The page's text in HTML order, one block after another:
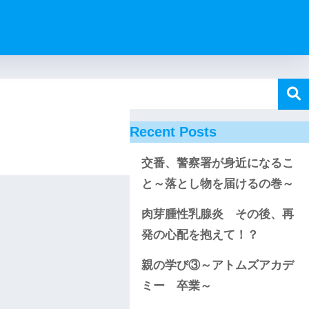
Recent Posts
交番、警察署が身近になるこ
と～落とし物を届けるの巻～
肉芽腫性乳腺炎 その後、再
発の心配を抱えて！？
親の学び③～アトムズアカデ
ミー 卒業～